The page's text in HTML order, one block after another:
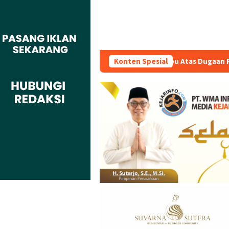
Konten Spesial
Kades Buaran Bambu Atas Dugaan Pungutan Liar